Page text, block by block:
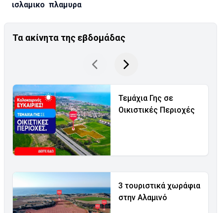
ισλαμικο πλαμυρα
Τα ακίνητα της εβδομάδας
Τεμάχια Γης σε
Οικιστικές Περιοχές
3 τουριστικά χωράφια
στην Αλαμινό